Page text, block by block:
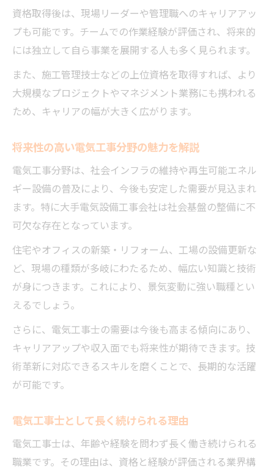
資格取得後は、現場リーダーや管理職へのキャリアアッ
プも可能です。チームでの作業経験が評価され、将来的
には独立して自ら事業を展開する人も多く見られます。
また、施工管理技士などの上位資格を取得すれば、より
大規模なプロジェクトやマネジメント業務にも携われる
ため、キャリアの幅が大きく広がります。
将来性の高い電気工事分野の魅力を解説
電気工事分野は、社会インフラの維持や再生可能エネル
ギー設備の普及により、今後も安定した需要が見込まれ
ます。特に大手電気設備工事会社は社会基盤の整備に不
可欠な存在となっています。
住宅やオフィスの新築・リフォーム、工場の設備更新な
ど、現場の種類が多岐にわたるため、幅広い知識と技術
が身につきます。これにより、景気変動に強い職種とい
えるでしょう。
さらに、電気工事士の需要は今後も高まる傾向にあり、
キャリアアップや収入面でも将来性が期待できます。技
術革新に対応できるスキルを磨くことで、長期的な活躍
が可能です。
電気工事士として長く続けられる理由
電気工事士は、年齢や経験を問わず長く働き続けられる
職業です。その理由は、資格と経験が評価される業界構